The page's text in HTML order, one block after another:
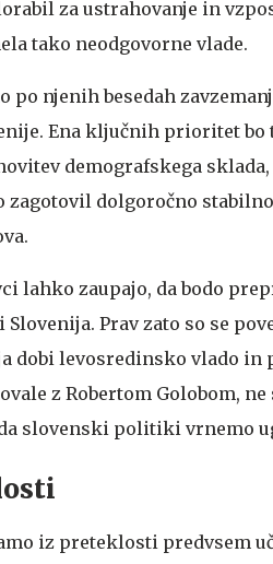
za ustrahovanje in
tako neodgovorne vlade.
po njenih besedah
Ena ključnih prioritet bo
demografskega
dolgoročno
lahko zaupajo, da bodo
Prav zato so se
dobi levosredinsko vlado in
z Robertom Golobom,
slovenski politiki vrnemo
iz preteklosti predvsem